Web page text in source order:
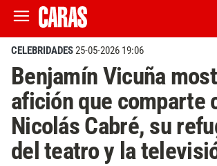
CELEBRIDADES25-05-2026 19:06
Benjamín Vicuña
afición que comparte
Nicolás Cabré, su
del teatro y la